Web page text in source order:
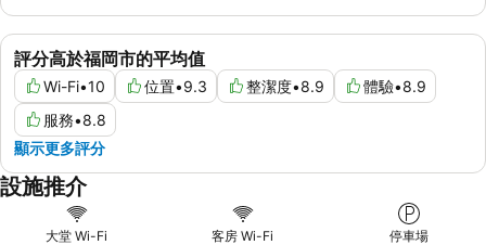
評分高於福岡市的平均值
Wi-Fi•10 位置•9.3 整潔度•8.9 體驗•8.9
服務•8.8
顯示更多評分
設施推介
大堂 Wi-Fi 客房 Wi-Fi 停車場